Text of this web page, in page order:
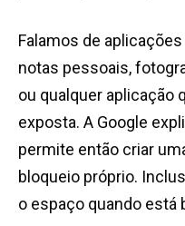
Falamos de
notas pessoais,
ou qualquer aplicação
exposta. A Google
permite então criar
bloqueio próprio.
o espaço quando está